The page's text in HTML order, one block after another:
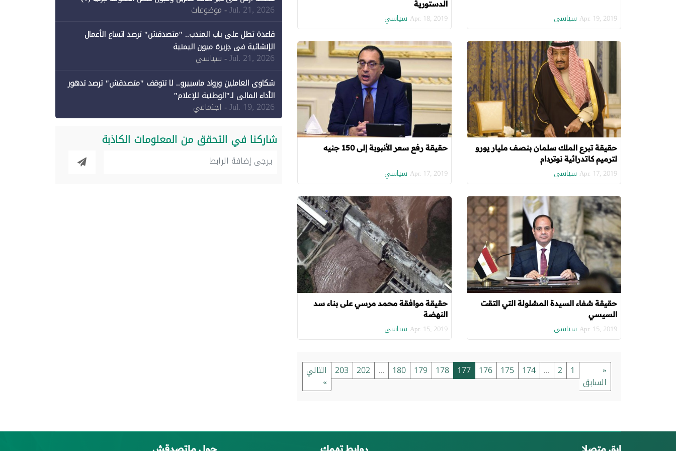
Apr. 19, 2019 سياسي
الدستورية
Apr. 18, 2019 سياسي
حقيقة تبرع الملك سلمان بنصف مليار يورو
لترميم كاتدرائية نوتردام
Apr. 17, 2019 سياسي
حقيقة رفع سعر الأنبوبة إلى 150 جنيه
Apr. 17, 2019 سياسي
حقيقة شفاء السيدة المشلولة التي التقت
السيسي
Apr. 15, 2019 سياسي
حقيقة موافقة محمد مرسي على بناء سد
النهضة
Apr. 15, 2019 سياسي
«
السابق
1
2
...
174
175
176
177
178
179
180
...
202
203 التالي
»
Jul. 21, 2026- موضوعات
قاعدة تطل على باب المندب.. "متصدقش" ترصد اتساع الأعمال
الإنشائية في جزيرة ميون اليمنية
Jul. 21, 2026- سياسي
شكاوى العاملين ورواد ماسبيرو.. لا تتوقف "متصدقش" ترصد تدهور
الأداء المالي لـ"الوطنية للإعلام"
Jul. 19, 2026- اجتماعي
شاركنا في التحقق من المعلومات الكاذبة
ابق متصلا روابط تهمك حول ماتصدقش